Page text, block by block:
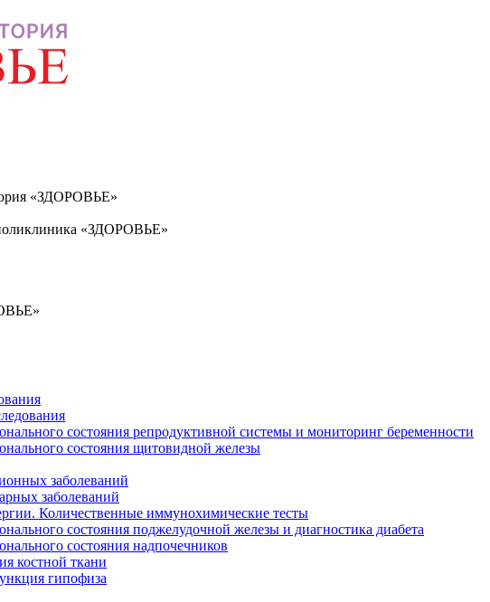
«ЗДОРОВЬЕ»
поликлиника «ЗДОРОВЬЕ»
состояния репродуктивной системы и мониторинг беременности
состояния щитовидной железы
заболеваний
заболеваний
Количественные иммунохимические тесты
состояния поджелудочной железы и диагностика диабета
состояния надпочечников
костной ткани
гипофиза